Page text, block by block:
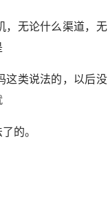
，无论什么渠道，无
这类说法的，以后没
的。